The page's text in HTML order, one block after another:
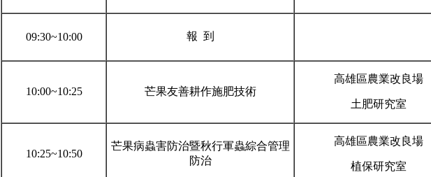
09:30~10:00 報 到
10:00~10:25 芒果友善耕作施肥技術
高雄區農業改良場
土肥研究室
10:25~10:50
芒果病蟲害防治暨秋行軍蟲綜合管理
防治
高雄區農業改良場
植保研究室